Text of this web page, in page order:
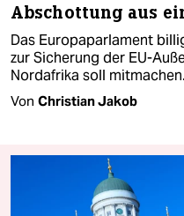
Abschottung aus
Das Europaparlament
zur Sicherung der EU-
Nordafrika soll mitmachen.
Von Christian Jakob